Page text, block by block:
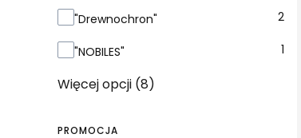
"Drewnochron" 2
"NOBILES" 1
Więcej opcji (8)
PROMOCJA